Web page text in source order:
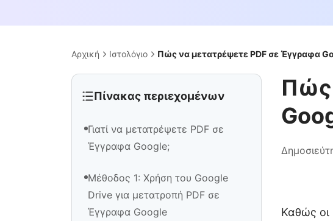
Αρχική Ιστολόγιο Πώς να μετατρέψετε PDF σε Έγγραφα
Πίνακας περιεχομένων
Γιατί να μετατρέψετε PDF σε
Έγγραφα Google;
Μέθοδος 1: Χρήση του Google
Drive για μετατροπή PDF σε
Έγγραφα Google
Πώς
Καθώς οι